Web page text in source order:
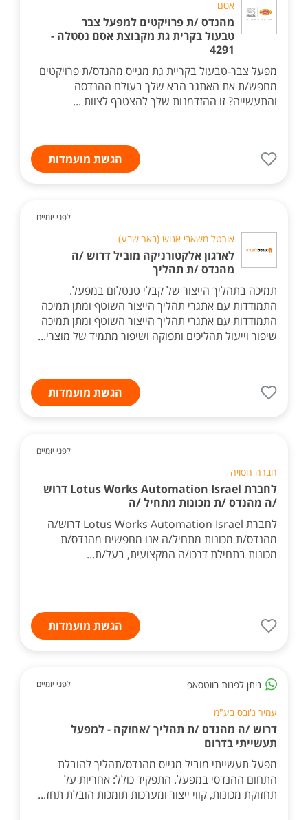
אסם
מהנדס /ת פרויקטים למפעל צבר
טבעול בקרית גת מקבוצת אסם נסטלה -
4291
מפעל צבר-טבעול בקריית גת מגייס מהנדס/ת פרויקטים
מחפש/ת את האתגר הבא שלך בעולם ההנדסה
והתעשייה? זו ההזדמנות שלך להצטרף לצוות ...
הגשת מועמדות
לפני יומיים
אורטל משאבי אנוש (באר שבע)
לארגון אלקטורניקה מוביל דרוש /ה
מהנדס /ת תהליך
תמיכה בתהליך הייצור של קבלי טנטלום במפעל.
התמודדות עם אתגרי תהליך הייצור השוטף ומתן תמיכה
התמודדות עם אתגרי תהליך הייצור השוטף ומתן תמיכה
שיפור וייעול תהליכים ותפוקה ושיפור מתמיד של מוצרי...
הגשת מועמדות
לפני יומיים
חברה חסויה
לחברת Lotus Works Automation Israel דרוש
/ה מהנדס /ת מכונות מתחיל /ה
לחברת Lotus Works Automation Israel דרוש/ה
מהנדס/ת מכונות מתחיל/ה אנו מחפשים מהנדס/ת
מכונות בתחילת דרכו/ה המקצועית, בעל/ת...
הגשת מועמדות
ניתן לפנות בווטסאפ לפני יומיים
עמיר ג'ובס בע"מ
דרוש /ה מהנדס /ת תהליך /אחזקה - למפעל
תעשייתי בדרום
מפעל תעשייתי מוביל מגייס מהנדס/תהליך להובלת
התחום ההנדסי במפעל. התפקיד כולל: אחריות על
תחזוקת מכונות, קווי ייצור ומערכות תומכות הובלת תחז...